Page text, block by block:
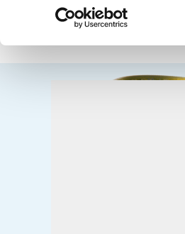
Terug naar overzicht